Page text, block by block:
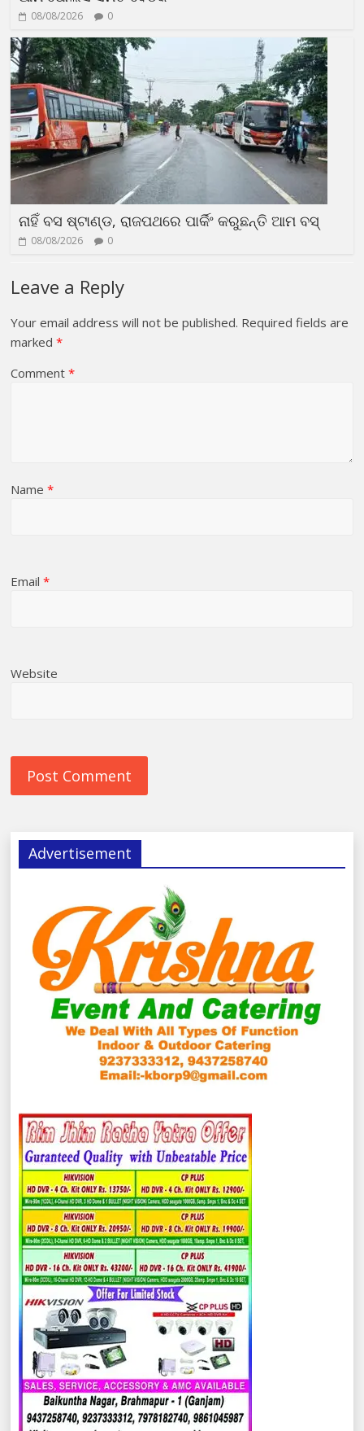
08/08/2026 0
ନାହିଁ ବସ ଷ୍ଟାଣ୍ଡ, ରାଜପଥରେ ପାର୍କିଂ କରୁଛନ୍ତି ଆମ ବସ୍
08/08/2026 0
Leave a Reply
Your email address will not be published. Required fields are
marked*
Comment*
Name*
Email*
Website
Advertisement